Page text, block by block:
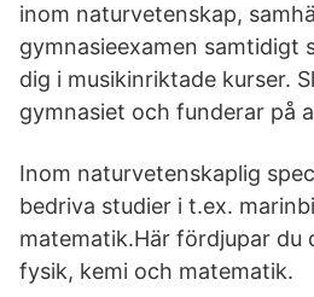
inom naturvetenskap,
gymnasieexamen samtidigt
dig i musikinriktade kurser.
gymnasiet och funderar på
Inom naturvetenskaplig
bedriva studier i t.ex.
matematik.Här fördjupar du
fysik, kemi och matematik.